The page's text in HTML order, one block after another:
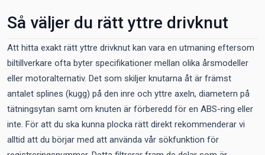
Så väljer du rätt yttre drivknut
Att hitta exakt rätt yttre drivknut kan vara en utmaning eftersom
biltillverkare ofta byter specifikationer mellan olika årsmodeller
eller motoralternativ. Det som skiljer knutarna åt är främst
antalet splines (kugg) på den inre och yttre axeln, diametern på
tätningsytan samt om knuten är förberedd för en ABS-ring eller
inte. För att du ska kunna plocka rätt direkt rekommenderar vi
alltid att du börjar med att använda vår sökfunktion för